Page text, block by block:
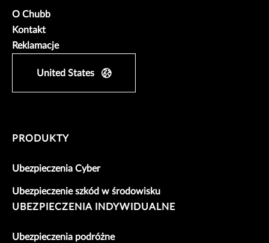
O Chubb
Kontakt
Reklamacje
United States
PRODUKTY
Ubezpieczenia Cyber
Ubezpieczenie szkód w środowisku
UBEZPIECZENIA INDYWIDUALNE
Ubezpieczenia podróżne